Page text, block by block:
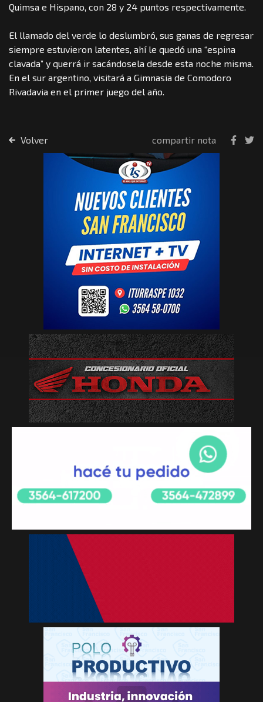
Quimsa e Hispano, con 28 y 24 puntos respectivamente.
El llamado del verde lo deslumbró, sus ganas de regresar
siempre estuvieron latentes, ahí le quedó una “espina
clavada” y querrá ir sacándosela desde esta noche misma.
En el sur argentino, visitará a Gimnasia de Comodoro
Rivadavia en el primer juego del año.
Volver compartir nota